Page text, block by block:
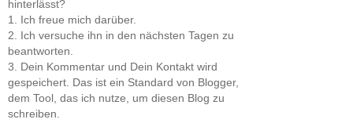
hinterlässt?
1. Ich freue mich darüber.
2. Ich versuche ihn in den nächsten Tagen zu
beantworten.
3. Dein Kommentar und Dein Kontakt wird
gespeichert. Das ist ein Standard von Blogger,
dem Tool, das ich nutze, um diesen Blog zu
schreiben.